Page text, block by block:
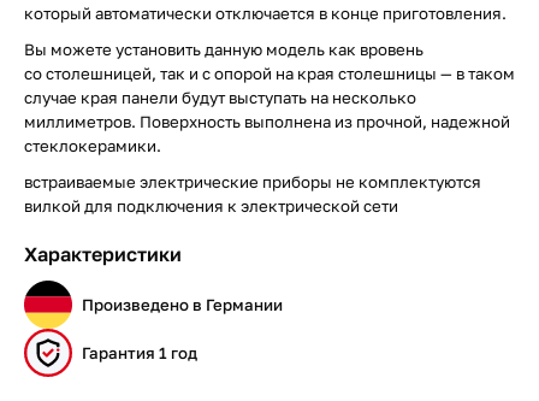
который автоматически отключается в конце приготовления.
Вы можете установить данную модель как вровень
со столешницей, так и с опорой на края столешницы — в таком
случае края панели будут выступать на несколько
миллиметров. Поверхность выполнена из прочной, надежной
стеклокерамики.
встраиваемые электрические приборы не комплектуются
вилкой для подключения к электрической сети
Характеристики
Произведено в Германии
Гарантия 1 год